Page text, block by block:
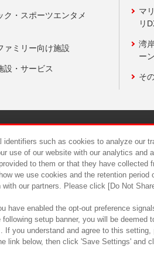
ク・スポーツエンタメ
ァミリー向け施設
設・サービス
マ
リ
湾
ー
そ
食品のご
identifiers such as cookies to analyze our
use of our website with our analytics and
to them or that they have
we use cookies and the retention
with our partners. Please click [Do Not
have enabled the opt-out preference
setup banner, you will be
If you understand and agree to this
link below, then click 'Save Settings' and